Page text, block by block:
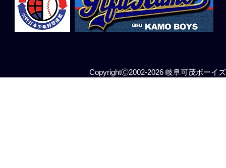
CopyrightⒸ2002-2026 岐阜可茂ボーイ